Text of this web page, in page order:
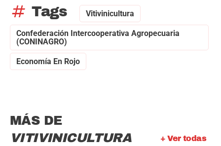
tag Tags Vitivinicultura
Confederación Intercooperativa Agropecuaria
(CONINAGRO)
Economía En Rojo
+ Ver todas
MÁS DE
VITIVINICULTURA